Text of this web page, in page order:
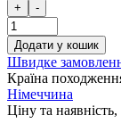
+ -
Додати у кошик
Швидке
Країна
Німеччина
Ціну та